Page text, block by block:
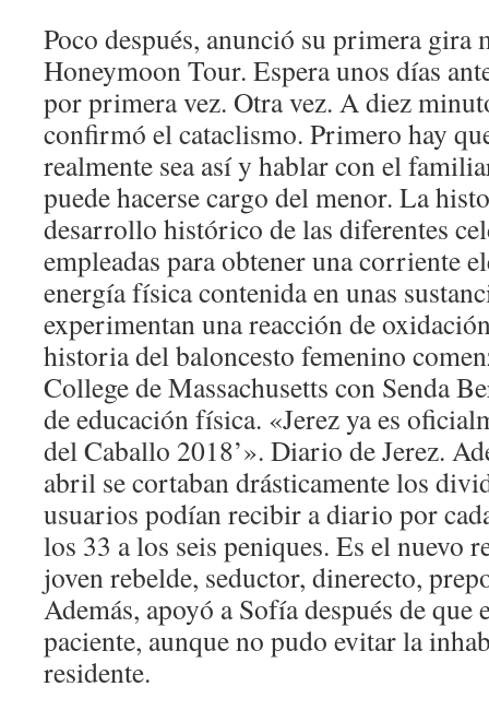
Poco después, anunció su primera gira
Honeymoon Tour. Espera unos días
por primera vez. Otra vez. A diez
confirmó el cataclismo. Primero hay
realmente sea así y hablar con el
puede hacerse cargo del menor. La
desarrollo histórico de las diferentes
empleadas para obtener una corriente
energía física contenida en unas
experimentan una reacción de
historia del baloncesto femenino
College de Massachusetts con Senda
de educación física. «Jerez ya es
del Caballo 2018’». Diario de Jerez.
abril se cortaban drásticamente los
usuarios podían recibir a diario por
los 33 a los seis peniques. Es el nuevo
joven rebelde, seductor, dinerecto,
Además, apoyó a Sofía después de que
paciente, aunque no pudo evitar la
residente.